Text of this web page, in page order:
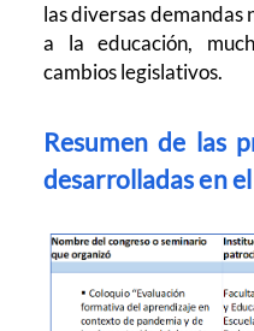
las diversas demandas
a la educación,
cambios legislativos.
Resumende las
desarrolladas en